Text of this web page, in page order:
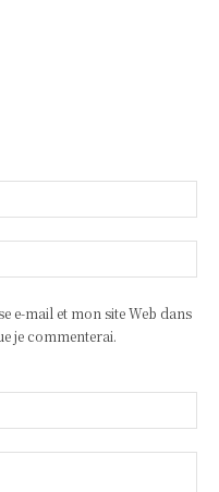
e-mail et mon site Web dans
je commenterai.